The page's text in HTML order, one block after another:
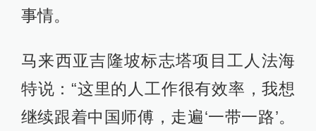
事情。
马来西亚吉隆坡标志塔项目工人法海
特说：“这里的人工作很有效率，我想
继续跟着中国师傅，走遍‘一带一路’。